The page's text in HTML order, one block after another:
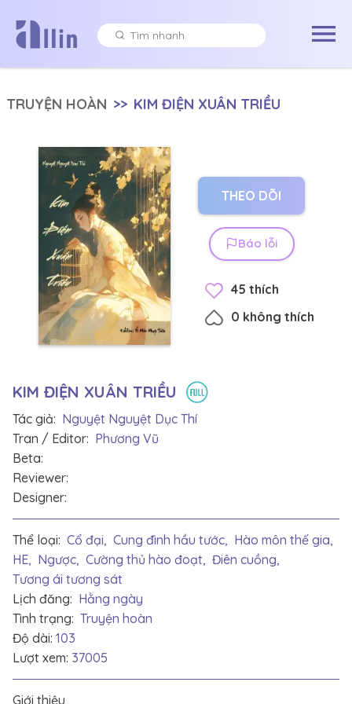
TRUYỆN HOÀN >> KIM ĐIỆN XUÂN TRIỀU
THEO DÕI
Báo lỗi
45 thích
0 không thích
KIM ĐIỆN XUÂN TRIỀU
Tác giả: Nguyệt Nguyệt Dục Thí
Tran / Editor: Phương Vũ
Beta:
Reviewer:
Designer:
Thể loại: Cổ đại, Cung đình hầu tước, Hào môn thế gia,
HE, Ngược, Cường thủ hào đoạt, Điên cuồng,
Tương ái tương sát
Lịch đăng: Hằng ngày
Tình trạng: Truyện hoàn
Độ dài: 103
Lượt xem: 37005
Giới thiệu